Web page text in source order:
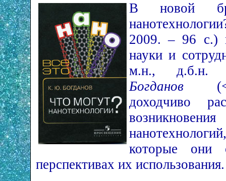
В новой
2009. – 96 с.)
науки и
м.н.,
Богданов
доходчиво
которые они
перспективах их использования.